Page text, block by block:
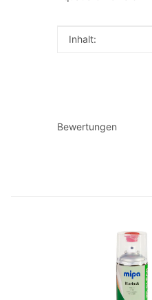
Wert
Inhalt:
Bewertungen